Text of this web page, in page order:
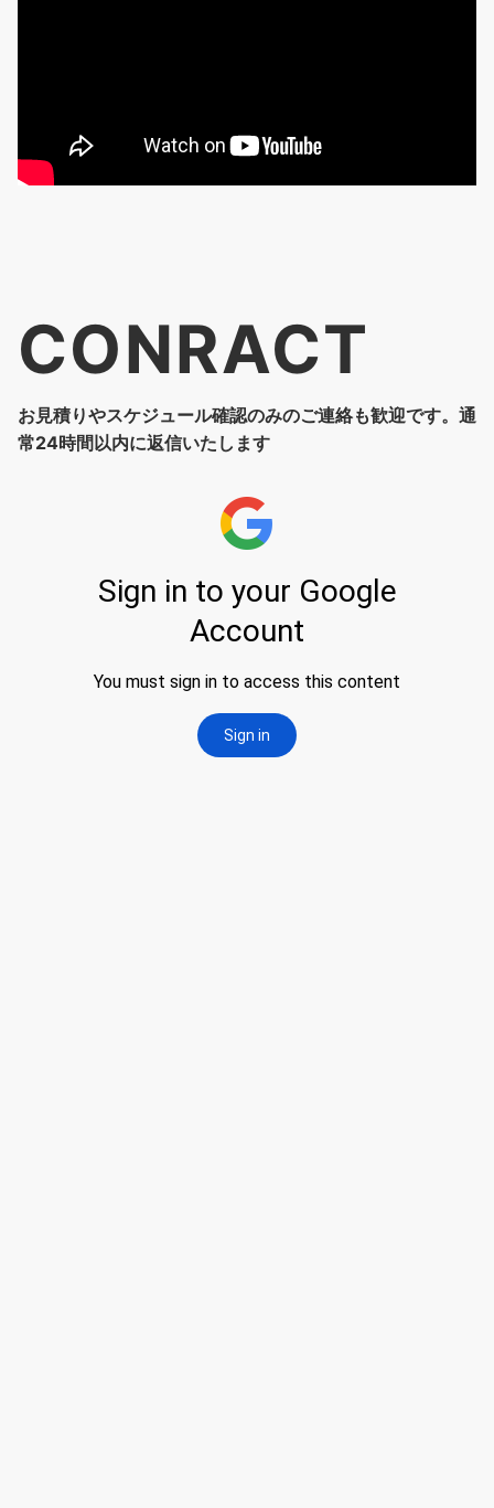
CONRACT
お見積りやスケジュール確認のみのご連絡も歓迎です。通
常24時間以内に返信いたします